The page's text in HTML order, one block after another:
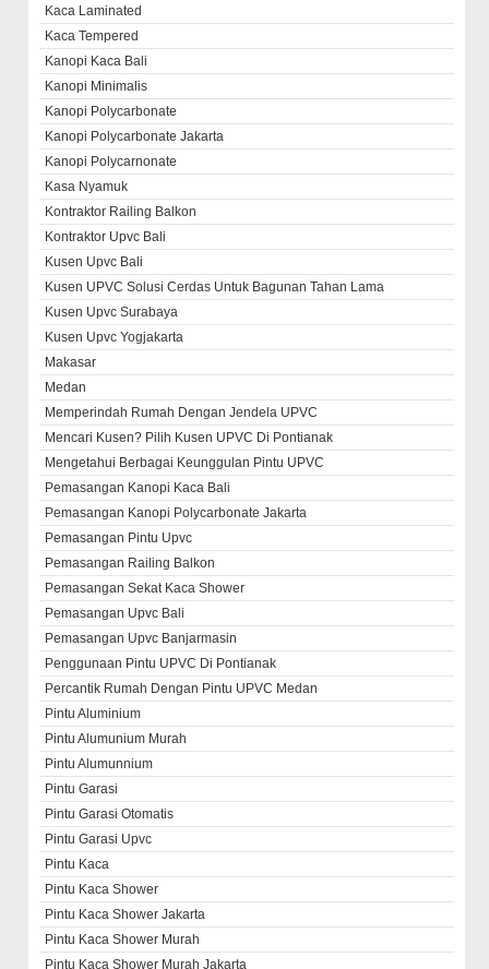
Kaca Laminated
Kaca Tempered
Kanopi Kaca Bali
Kanopi Minimalis
Kanopi Polycarbonate
Kanopi Polycarbonate Jakarta
Kanopi Polycarnonate
Kasa Nyamuk
Kontraktor Railing Balkon
Kontraktor Upvc Bali
Kusen Upvc Bali
Kusen UPVC Solusi Cerdas Untuk Bagunan Tahan Lama
Kusen Upvc Surabaya
Kusen Upvc Yogjakarta
Makasar
Medan
Memperindah Rumah Dengan Jendela UPVC
Mencari Kusen? Pilih Kusen UPVC Di Pontianak
Mengetahui Berbagai Keunggulan Pintu UPVC
Pemasangan Kanopi Kaca Bali
Pemasangan Kanopi Polycarbonate Jakarta
Pemasangan Pintu Upvc
Pemasangan Railing Balkon
Pemasangan Sekat Kaca Shower
Pemasangan Upvc Bali
Pemasangan Upvc Banjarmasin
Penggunaan Pintu UPVC Di Pontianak
Percantik Rumah Dengan Pintu UPVC Medan
Pintu Aluminium
Pintu Alumunium Murah
Pintu Alumunnium
Pintu Garasi
Pintu Garasi Otomatis
Pintu Garasi Upvc
Pintu Kaca
Pintu Kaca Shower
Pintu Kaca Shower Jakarta
Pintu Kaca Shower Murah
Pintu Kaca Shower Murah Jakarta